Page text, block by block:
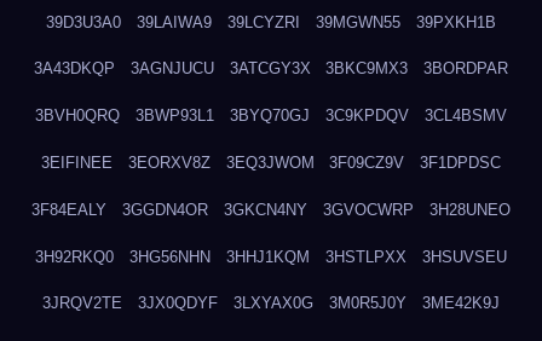
39D3U3A0 39LAIWA9 39LCYZRI 39MGWN55 39PXKH1B
3A43DKQP 3AGNJUCU 3ATCGY3X 3BKC9MX3 3BORDPAR
3BVH0QRQ 3BWP93L1 3BYQ70GJ 3C9KPDQV 3CL4BSMV
3EIFINEE 3EORXV8Z 3EQ3JWOM 3F09CZ9V 3F1DPDSC
3F84EALY 3GGDN4OR 3GKCN4NY 3GVOCWRP 3H28UNEO
3H92RKQ0 3HG56NHN 3HHJ1KQM 3HSTLPXX 3HSUVSEU
3JRQV2TE 3JX0QDYF 3LXYAX0G 3M0R5J0Y 3ME42K9J